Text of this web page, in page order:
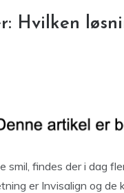
Hvilken
findes der i dag
er Invisalign og de